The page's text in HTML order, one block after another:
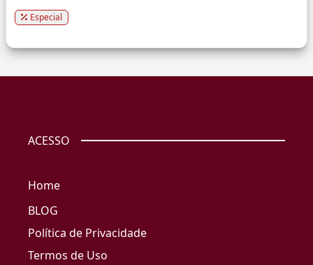
Especial
ACESSO
Home
BLOG
Política de Privacidade
Termos de Uso